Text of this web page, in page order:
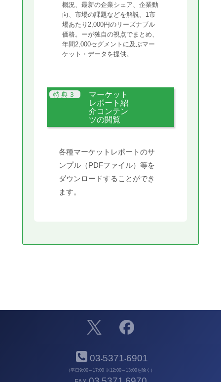
概況、最新の企業シェア、企業動
向、市場の課題などを解説。1市
場あたり2,000円のリーズナブル
価格。ーが独自の視点でまとめ、
年間2,000セグメントに及ぶマー
ケット・データを提供。
マーケット
レポート紹
介コンテン
ツの閲覧
各種マーケットレポートのサ
ンプル（PDFファイル）等を
ダウンロードすることができ
ます。
03-5371-6901
（平日9:00～17:00 ※12:00～13:00を除く）